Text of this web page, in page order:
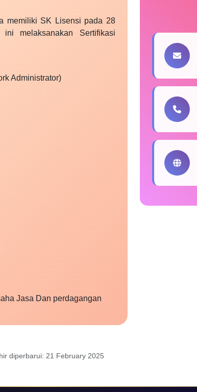
memiliki SK Lisensi pada 28
melaksanakan Sertifikasi
Administrator)
Jasa Dan perdagangan
diperbarui: 21 February 2025